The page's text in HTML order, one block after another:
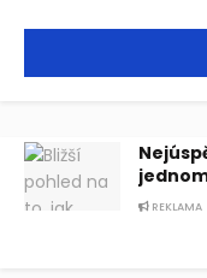
REKLAMA